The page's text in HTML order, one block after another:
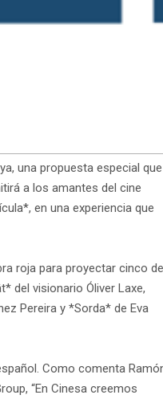
una propuesta especial que
a los amantes del cine
en una experiencia que
roja para proyectar cinco
del visionario Óliver Laxe,
Pereira y *Sorda* de Eva
Como comenta
“En Cinesa creemos